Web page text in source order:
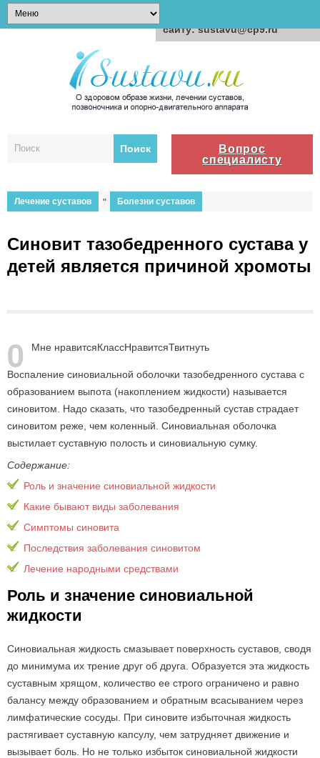
Вопрос
специалисту
Лечение суставов " Болезни суставов
Синовит тазобедренного сустава у
детей является причиной хромоты
0 Мне нравитсяКлассНравитсяТвитнуть
Воспаление синовиальной оболочки тазобедренного сустава с
образованием выпота (накоплением жидкости) называется
синовитом. Надо сказать, что тазобедренный сустав страдает
синовитом реже, чем коленный. Синовиальная оболочка
выстилает суставную полость и синовиальную сумку.
Содержание:
Роль и значение синовиальной жидкости
Какие бывают виды заболевания
Симптомы синовита
Последствия заболевания синовитом
Лечение народными средствами
Роль и значение синовиальной
жидкости
Синовиальная жидкость смазывает поверхность суставов, сводя
до минимума их трение друг об друга. Образуется эта жидкость
суставным хрящом, количество ее строго ограничено и равно
балансу между образованием и обратным всасыванием через
лимфатические сосуды. При синовите избыточная жидкость
растягивает суставную капсулу, чем затрудняет движение и
вызывает боль. Но не только избыток синовиальной жидкости
сайту: sustavu@cp9.ru